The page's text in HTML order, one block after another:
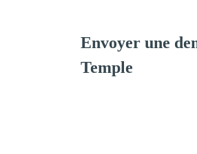
Envoyer une
Temple